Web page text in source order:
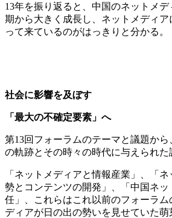
13年を振り返ると、中国のネットメ
期から大きく成長し、ネットメディ
って来ているのがはっきりと分かる。
社会に影響を及ぼす
「最大の不確定要素」へ
第13回フォーラムのテーマと議題か
の軌跡とその時々の時代に与えられた
「ネットメディアと情報産業」、「
勢とコンテンツの開発」、「中国ネ
任」、これらはこれ以前のフォーラム
ディアが日の出の勢いを見せていた